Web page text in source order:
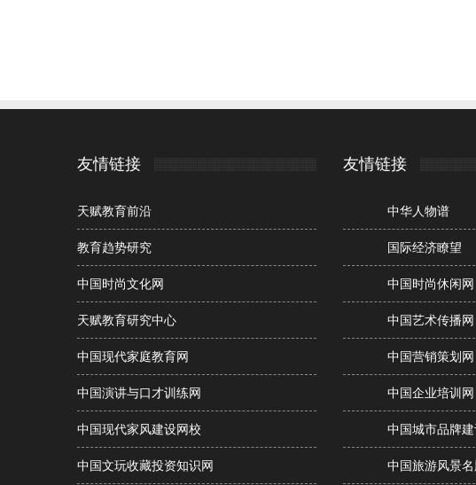
友情链接
天赋教育前沿
教育趋势研究
中国时尚文化网
天赋教育研究中心
中国现代家庭教育网
中国演讲与口才训练网
中国现代家风建设网校
中国文玩收藏投资知识网
友情链接
中华人物谱
国际经济瞭望
中国时尚休闲网
中国艺术传播网
中国营销策划网
中国企业培训网
中国城市品牌建
中国旅游风景名